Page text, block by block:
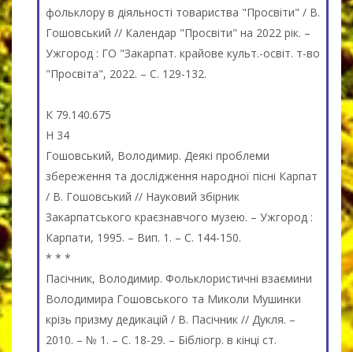
фольклору в діяльності товариства "Просвіти" / В.
Гошовський // Календар "Просвіти" на 2022 рік. –
Ужгород : ГО "Закарпат. крайове культ.-освіт. т-во
"Просвіта", 2022. – С. 129-132.
К 79.140.675
Н 34
Гошовський, Володимир. Деякі проблеми
збереження та дослідження народної пісні Карпат
/ В. Гошовський // Науковий збірник
Закарпатського краєзнавчого музею. – Ужгород :
Карпати, 1995. – Вип. 1. – С. 144-150.
* * *
Пасічник, Володимир. Фольклористичні взаємини
Володимира Гошовського та Миколи Мушинки
крізь призму дедикацій / В. Пасічник // Дукля. –
2010. – № 1. – С. 18-29. – Бібліогр. в кінці ст.